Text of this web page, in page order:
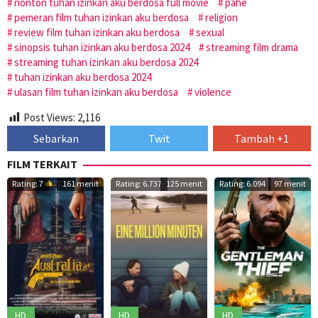
pemeran film tuhan izinkan aku berdosa
religion
review film tuhan izinkan aku berdosa
sexual
sinopsis tuhan izinkan aku berdosa 2024
streaming film drama
streaming tuhan izinkan aku berdosa 2024
tuhan izinkan aku berdosa 2024
ulasan film tuhan izinkan aku berdosa
violence
Post Views: 2,116
Sebarkan Twit
Tambah +1
FILM TERKAIT
Rating: 7 161 menit
HD
Rating: 6.737 125 menit
HD
Rating: 6.094 97 menit
HD